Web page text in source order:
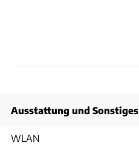
Ausstattung und Sonstiges
WLAN